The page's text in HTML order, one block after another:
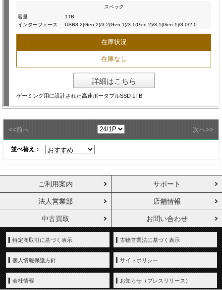
スペック
容量
:
1TB
インターフェース
: USB3.2(Gen 2)/3.2(Gen 1)/3.1(Gen 2)/3.1(Gen 1)/3.0/2.0
在庫状況
在庫なし
詳細はこちら
ゲーミング用に設計された高速ポータブルSSD 1TB
<<前へ 次へ>>
並べ替え：
ご利用案内 サポート
法人営業部 店舗情報
中古買取 お問い合わせ
特定商取引に基づく表示 古物営業法に基づく表示
個人情報保護方針 サイトポリシー
会社情報 お知らせ（プレスリリース）